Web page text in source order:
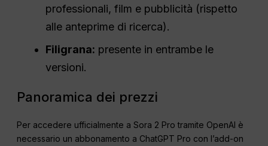
professionali, film e pubblicità (rispetto
alle anteprime di ricerca).
Filigrana: presente in entrambe le
versioni.
Panoramica dei prezzi
Per accedere ufficialmente a Sora 2 Pro tramite OpenAI è
necessario un abbonamento a ChatGPT Pro con l’add-on